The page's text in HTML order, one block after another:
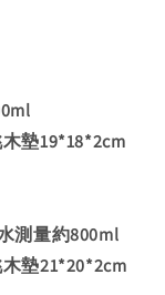
墊19*18*2cm
測量約800ml
墊21*20*2cm